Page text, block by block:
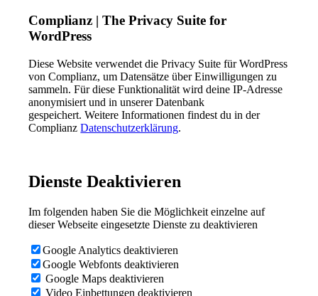
Complianz | The Privacy Suite for
WordPress
Diese Website verwendet die Privacy Suite für WordPress
von Complianz, um Datensätze über Einwilligungen zu
sammeln. Für diese Funktionalität wird deine IP-Adresse
anonymisiert und in unserer Datenbank
gespeichert. Weitere Informationen findest du in der
ComplianzDatenschutzerklärung.
Dienste Deaktivieren
Im folgenden haben Sie die Möglichkeit einzelne auf
dieser Webseite eingesetzte Dienste zu deaktivieren
Google Analytics deaktivieren
Google Webfonts deaktivieren
Google Maps deaktivieren
Video Einbettungen deaktivieren